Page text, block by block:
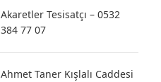
Akaretler Tesisatçı – 0532
384 77 07
Ahmet Taner Kışlalı Caddesi